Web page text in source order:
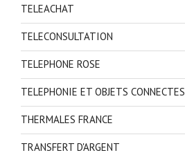
TELEACHAT
TELECONSULTATION
TELEPHONE ROSE
TELEPHONIE ET OBJETS CONNECTES
THERMALES FRANCE
TRANSFERT D'ARGENT